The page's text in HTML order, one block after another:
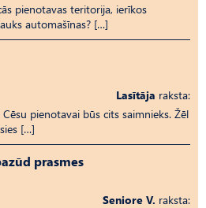
pienotavas teritorija, ierīkos
automašīnas? […]
Lasītāja raksta:
pienotavai būs cits saimnieks. Žēl
[…]
prasmes
Seniore V. raksta: